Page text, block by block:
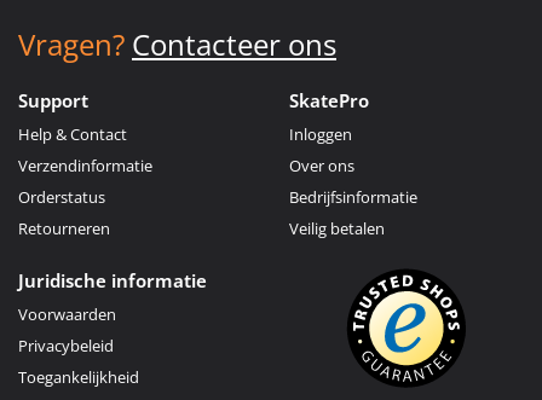
Vragen? Contacteer ons
Support
Help & Contact
Verzendinformatie
Orderstatus
Retourneren
SkatePro
Inloggen
Over ons
Bedrijfsinformatie
Veilig betalen
Juridische informatie
Voorwaarden
Privacybeleid
Toegankelijkheid